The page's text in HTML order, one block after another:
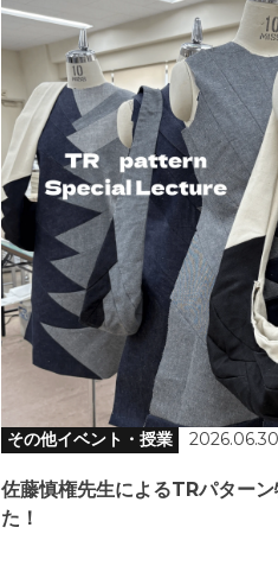
その他イベント・授業 2026.06.30
佐藤慎権先生によるTRパター
た！